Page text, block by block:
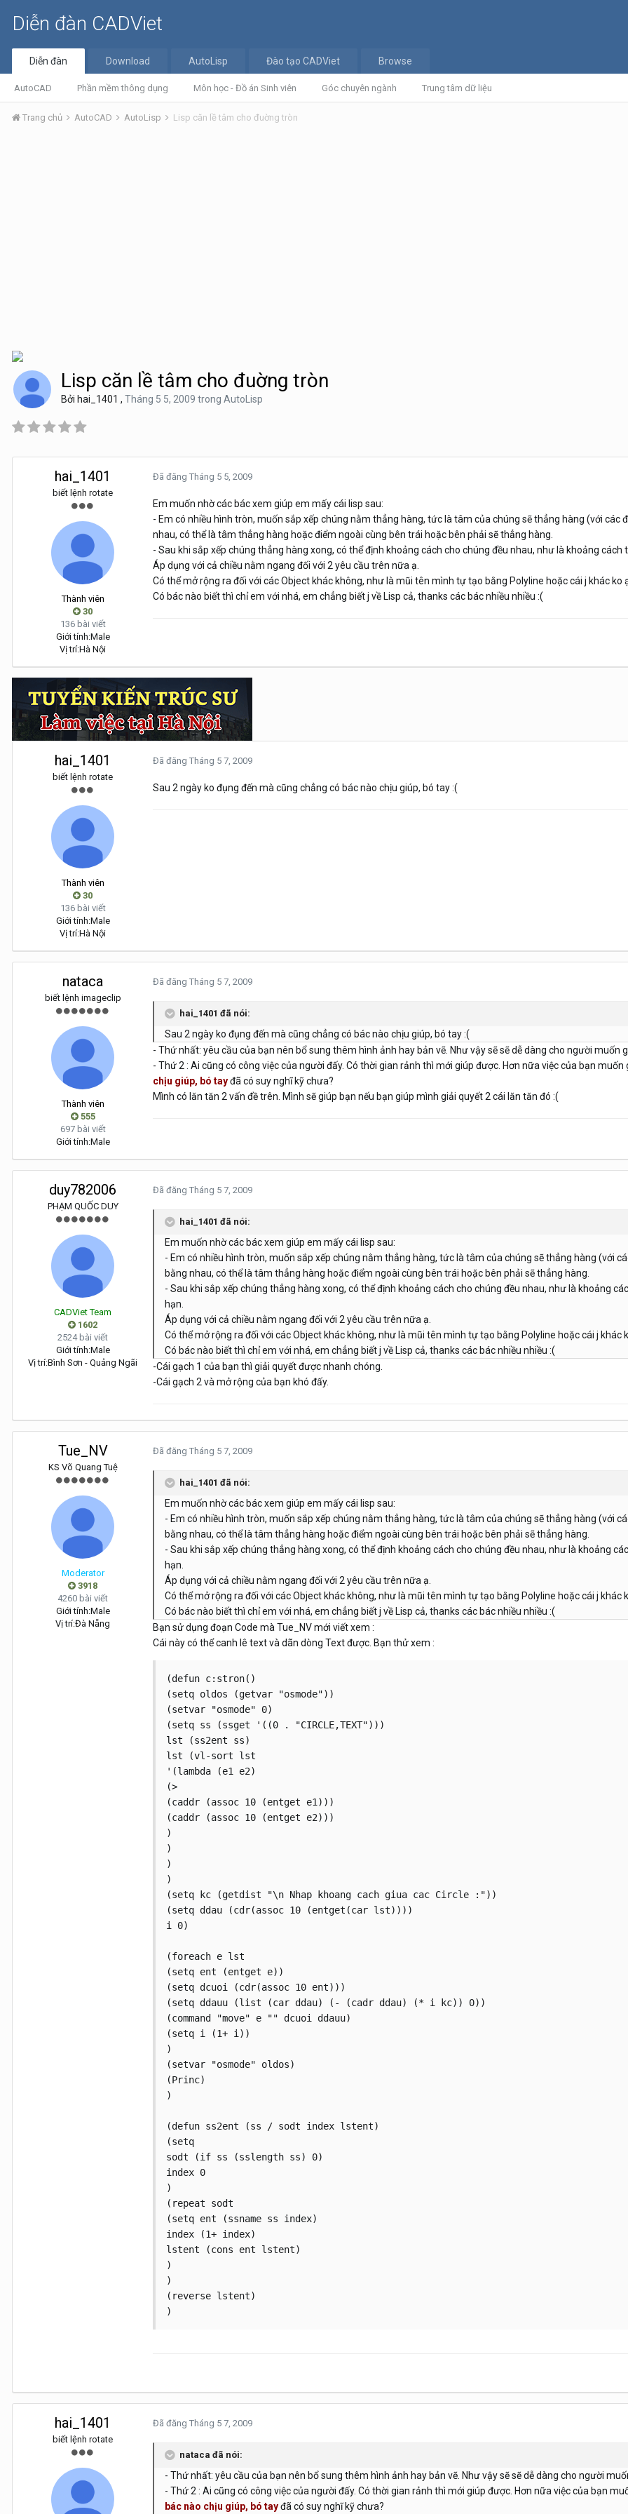
Diễn đàn CADViet
Diễn đàn
AutoCAD Phần mềm thông dụng Môn học - Đồ án Sinh viên Góc chuyên ngành Trung tâm dữ liệu
Download AutoLisp Đào tạo CADViet Browse
Trang chủ AutoCAD AutoLisp Lisp căn lề tâm cho đuờng tròn
Lisp căn lề tâm cho đuờng tròn
Bởi hai_1401 , Tháng 5 5, 2009 trong AutoLisp
hai_1401
biết lệnh rotate
Thành viên
30
136 bài viết
Giới tính:Male
Vị trí:Hà Nội
Đã đăng Tháng 5 5, 2009
Em muốn nhờ các bác xem giúp em mấy cái lisp sau:
- Em có nhiều hình tròn, muốn sắp xếp chúng nằm thẳng hàng, tức là tâm của chúng sẽ thẳng hàng (với các
nhau, có thể là tâm thẳng hàng hoặc điểm ngoài cùng bên trái hoặc bên phải sẽ thẳng hàng.
- Sau khi sắp xếp chúng thẳng hàng xong, có thể định khoảng cách cho chúng đều nhau, như là khoảng
Áp dụng với cả chiều nằm ngang đối với 2 yêu cầu trên nữa ạ.
Có thể mở rộng ra đối với các Object khác không, như là mũi tên mình tự tạo bằng Polyline hoặc cái j khác ko
Có bác nào biết thì chỉ em với nhá, em chẳng biết j về Lisp cả, thanks các bác nhiều nhiều :(
hai_1401
biết lệnh rotate
Thành viên
30
136 bài viết
Giới tính:Male
Vị trí:Hà Nội
Đã đăng Tháng 5 7, 2009
Sau 2 ngày ko đụng đến mà cũng chẳng có bác nào chịu giúp, bó tay :(
nataca
biết lệnh imageclip
Thành viên
555
697 bài viết
Giới tính:Male
Đã đăng Tháng 5 7, 2009
hai_1401 đã nói:
Sau 2 ngày ko đụng đến mà cũng chẳng có bác nào chịu giúp, bó tay :(
- Thứ nhất: yêu cầu của bạn nên bổ sung thêm hình ảnh hay bản vẽ. Như vậy sẽ sẽ dễ dàng cho người muốn
- Thứ 2 : Ai cũng có công việc của người đấy. Có thời gian rảnh thì mới giúp được. Hơn nữa việc của bạn
chịu giúp, bó tayđã có suy nghĩ kỹ chưa?
Mình có lăn tăn 2 vấn đề trên. Mình sẽ giúp bạn nếu bạn giúp mình giải quyết 2 cái lăn tăn đó :(
duy782006
PHẠM QUỐC DUY
CADViet Team
1602
2524 bài viết
Giới tính:Male
Vị trí:Bình Sơn - Quảng Ngãi
Đã đăng Tháng 5 7, 2009
hai_1401 đã nói:
Em muốn nhờ các bác xem giúp em mấy cái lisp sau:
- Em có nhiều hình tròn, muốn sắp xếp chúng nằm thẳng hàng, tức là tâm của chúng sẽ thẳng hàng (với
bằng nhau, có thể là tâm thẳng hàng hoặc điểm ngoài cùng bên trái hoặc bên phải sẽ thẳng hàng.
- Sau khi sắp xếp chúng thẳng hàng xong, có thể định khoảng cách cho chúng đều nhau, như là khoảng
hạn.
Áp dụng với cả chiều nằm ngang đối với 2 yêu cầu trên nữa ạ.
Có thể mở rộng ra đối với các Object khác không, như là mũi tên mình tự tạo bằng Polyline hoặc cái j khác
Có bác nào biết thì chỉ em với nhá, em chẳng biết j về Lisp cả, thanks các bác nhiều nhiều :(
-Cái gạch 1 của bạn thì giải quyết được nhanh chóng.
-Cái gạch 2 và mở rộng của bạn khó đấy.
Tue_NV
KS Võ Quang Tuệ
Moderator
3918
4260 bài viết
Giới tính:Male
Vị trí:Đà Nẵng
Đã đăng Tháng 5 7, 2009
hai_1401 đã nói:
Em muốn nhờ các bác xem giúp em mấy cái lisp sau:
- Em có nhiều hình tròn, muốn sắp xếp chúng nằm thẳng hàng, tức là tâm của chúng sẽ thẳng hàng (với
bằng nhau, có thể là tâm thẳng hàng hoặc điểm ngoài cùng bên trái hoặc bên phải sẽ thẳng hàng.
- Sau khi sắp xếp chúng thẳng hàng xong, có thể định khoảng cách cho chúng đều nhau, như là khoảng
hạn.
Áp dụng với cả chiều nằm ngang đối với 2 yêu cầu trên nữa ạ.
Có thể mở rộng ra đối với các Object khác không, như là mũi tên mình tự tạo bằng Polyline hoặc cái j khác
Có bác nào biết thì chỉ em với nhá, em chẳng biết j về Lisp cả, thanks các bác nhiều nhiều :(
Bạn sử dụng đoạn Code mà Tue_NV mới viết xem :
Cái này có thể canh lê text và dãn dòng Text được. Bạn thử xem :
(defun c:stron()
(setq oldos (getvar "osmode"))
(setvar "osmode" 0)
(setq ss (ssget '((0 . "CIRCLE,TEXT")))
lst (ss2ent ss)
lst (vl-sort lst
'(lambda (e1 e2)
(>
(caddr (assoc 10 (entget e1)))
(caddr (assoc 10 (entget e2)))
)
)
)
)
(setq kc (getdist "\n Nhap khoang cach giua cac Circle :"))
(setq ddau (cdr(assoc 10 (entget(car lst))))
i 0)
(foreach e lst
(setq ent (entget e))
(setq dcuoi (cdr(assoc 10 ent)))
(setq ddauu (list (car ddau) (- (cadr ddau) (* i kc)) 0))
(command "move" e "" dcuoi ddauu)
(setq i (1+ i))
)
(setvar "osmode" oldos)
(Princ)
)
(defun ss2ent (ss / sodt index lstent)
(setq
sodt (if ss (sslength ss) 0)
index 0
)
(repeat sodt
(setq ent (ssname ss index)
index (1+ index)
lstent (cons ent lstent)
)
)
(reverse lstent)
hai_1401
biết lệnh rotate
Đã đăng Tháng 5 7, 2009
nataca đã nói:
- Thứ nhất: yêu cầu của bạn nên bổ sung thêm hình ảnh hay bản vẽ. Như vậy sẽ sẽ dễ dàng cho người
- Thứ 2 : Ai cũng có công việc của người đấy. Có thời gian rảnh thì mới giúp được. Hơn nữa việc của bạn
bác nào chịu giúp, bó tayđã có suy nghĩ kỹ chưa?